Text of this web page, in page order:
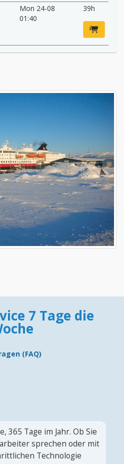
Mon 24-08
01:40
39h
7 Tage die
(FAQ)
365 Tage im Jahr. Ob Sie
sprechen oder mit
Technologie